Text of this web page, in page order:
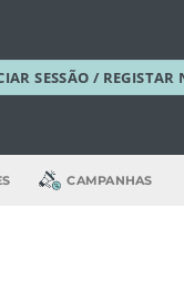
SESSÃO /
CAMPANHAS